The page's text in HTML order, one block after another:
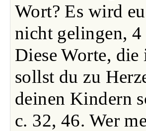
Wort? Es wird
nicht gelingen,
Diese Worte,
sollst du zu
deinen Kindern
c. 32, 46. Wer